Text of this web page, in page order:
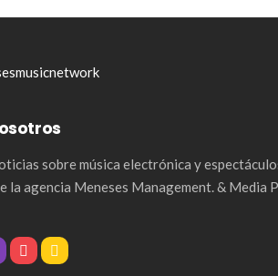
sobre música electrónica y
agencia Meneses Management. & Media